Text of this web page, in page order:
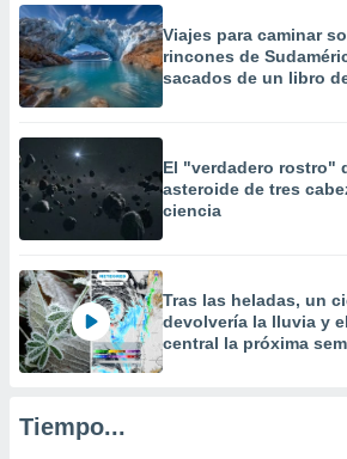
crear un
uso de
contenido
medir el
de la
el
del
de
o a través
de
de
uso de
Viajes para caminar
rincones de
sacados de un libro
El "verdadero rostro"
asteroide de tres
ciencia
Tras las heladas, un
devolvería la lluvia y
central la próxima
Tiempo...